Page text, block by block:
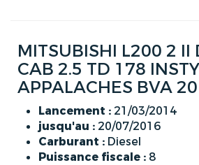
MITSUBISHI L200 2 II
CAB 2.5 TD 178
APPALACHES BVA
Lancement : 21/03/2014
jusqu'au : 20/07/2016
Carburant : Diesel
Puissance fiscale : 8